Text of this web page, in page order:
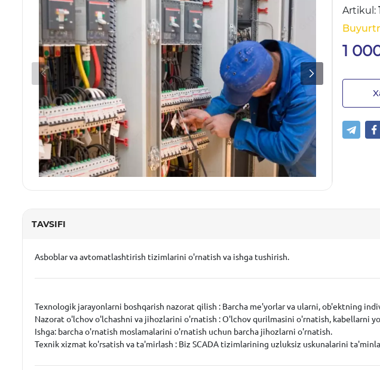
Artikul:
1
TAVSIFI
Asboblar va avtomatlashtirish tizimlarini o'rnatish va ishga tushirish.
Texnologik jarayonlarni boshqarish nazorat qilish : Barcha me'yorlar va ularni, ob'ektning
Nazorat o'lchov o'lchashni va jihozlarini o'rnatish : O'lchov qurilmasini o'rnatish, kabellarni
Ishga: barcha o'rnatish moslamalarini o'rnatish uchun barcha jihozlarni o'rnatish.
Texnik xizmat ko'rsatish va ta'mirlash : Biz SCADA tizimlarining uzluksiz uskunalarini